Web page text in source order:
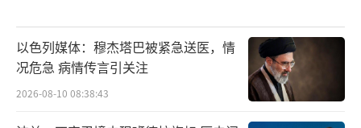
以色列媒体：穆杰塔巴被紧急送医，情
况危急 病情传言引关注
2026-08-10 08:38:43